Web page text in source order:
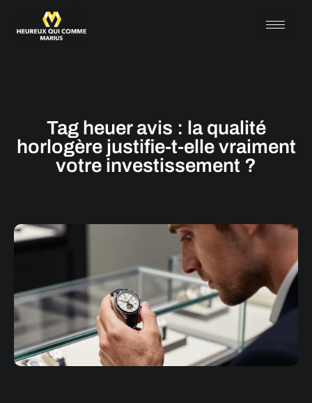
Tag heuer avis : la qualité
horlogère justifie-t-elle vraiment
votre investissement ?